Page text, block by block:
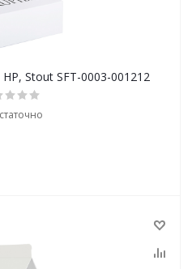
Stout SFT-0003-001212